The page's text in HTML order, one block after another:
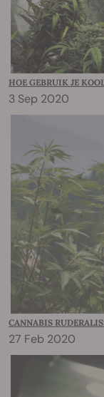
HOE GEBRUIK JE
3 Sep 2020
CANNABIS
27 Feb 2020